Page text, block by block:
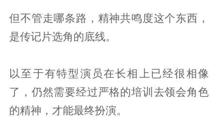
但不管走哪条路，精神共鸣度这个东西，
是传记片选角的底线。
以至于有特型演员在长相上已经很相像
了，仍然需要经过严格的培训去领会角色
的精神，才能最终扮演。